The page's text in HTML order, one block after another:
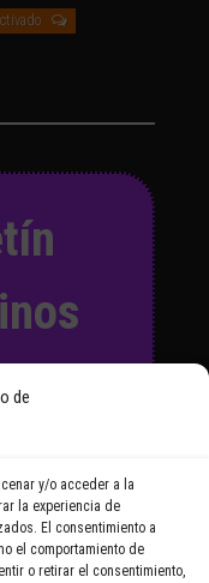
de
y/o acceder a la
la experiencia de
El consentimiento a
el comportamiento de
o retirar el consentimiento,
las
que